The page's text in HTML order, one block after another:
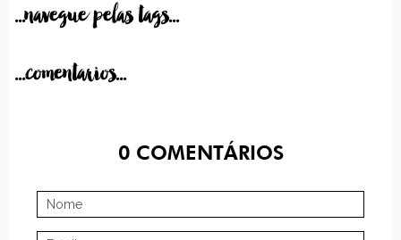
...navegue pelas tags...
...comentarios...
0COMENTÁRIOS